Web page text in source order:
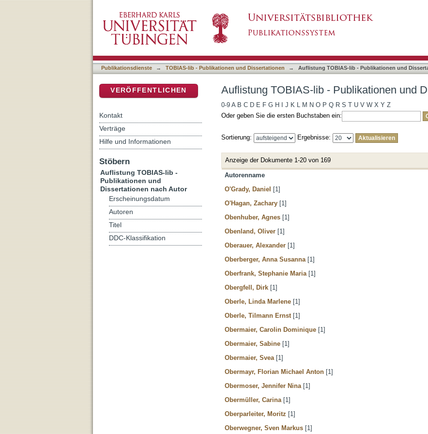
Publikationsdienste → TOBIAS-lib - Publikationen und Dissertationen → Auflistung TOBIAS-lib - Publikationen und
Auflistung TOBIAS-lib - Publikationen und
0-9 A B C D E F G H J K L M N O P Q R S T U V W X Y Z
Oder geben Sie die ersten Buchstaben ein:
Sortierung: Ergebnisse:
Anzeige der Dokumente 1-20 von 169
Autorenname
O'Grady, Daniel [1]
O'Hagan, Zachary [1]
Obenhuber, Agnes [1]
Obenland, Oliver [1]
Oberauer, Alexander [1]
Oberberger, Anna Susanna [1]
Oberfrank, Stephanie Maria [1]
Obergfell, Dirk [1]
Oberle, Linda Marlene [1]
Oberle, Tilmann Ernst [1]
Obermaier, Carolin Dominique [1]
Obermaier, Sabine [1]
Obermaier, Svea [1]
Obermayr, Florian Michael Anton [1]
Obermoser, Jennifer Nina [1]
Obermüller, Carina [1]
Oberparleiter, Moritz [1]
Oberwegner, Sven Markus [1]
VERÖFFENTLICHEN
Kontakt
Verträge
Hilfe und Informationen
Stöbern
Auflistung TOBIAS-lib -
Publikationen und
Dissertationen nach Autor
Erscheinungsdatum
Autoren
Titel
DDC-Klassifikation